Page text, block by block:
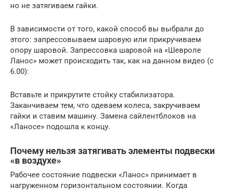
но не затягиваем гайки.
В зависимости от того, какой способ вы выбрали до
этого: запрессовываем шаровую или прикручиваем
опору шаровой. Запрессовка шаровой на «Шевроле
Ланос» может происходить так, как на данном видео (с
6.00):
Вставьте и прикрутите стойку стабилизатора.
Заканчиваем тем, что одеваем колеса, закручиваем
гайки и ставим машину. Замена сайлентблоков на
«Ланосе» подошла к концу.
Почему нельзя затягивать элементы подвески
«в воздухе»
Рабочее состояние подвески «Ланос» принимает в
нагруженном горизонтальном состоянии. Когда